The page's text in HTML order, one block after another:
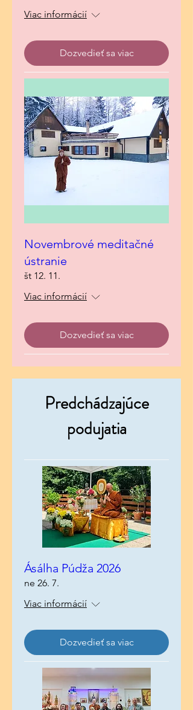
Viac informácií
Dozvedieť sa viac
Novembrové meditačné
ústranie
št 12. 11.
Viac informácií
Dozvedieť sa viac
Predchádzajúce
podujatia
Ásálha Púdža 2026
ne 26. 7.
Viac informácií
Dozvedieť sa viac